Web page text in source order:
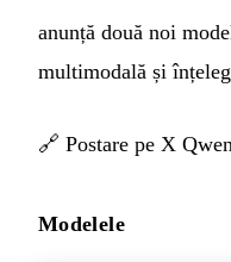
anunță două noi
multimodală și
🔗 Postare pe X Qwen
Modelele